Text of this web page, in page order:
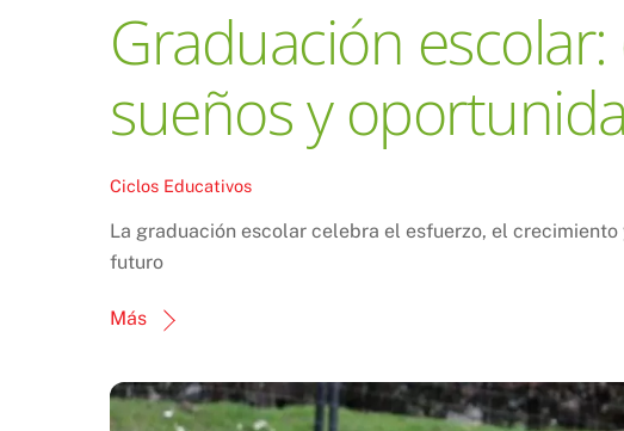
Graduación
sueños y
Ciclos Educativos
La graduación escolar celebra el esfuerzo, el
futuro
Más